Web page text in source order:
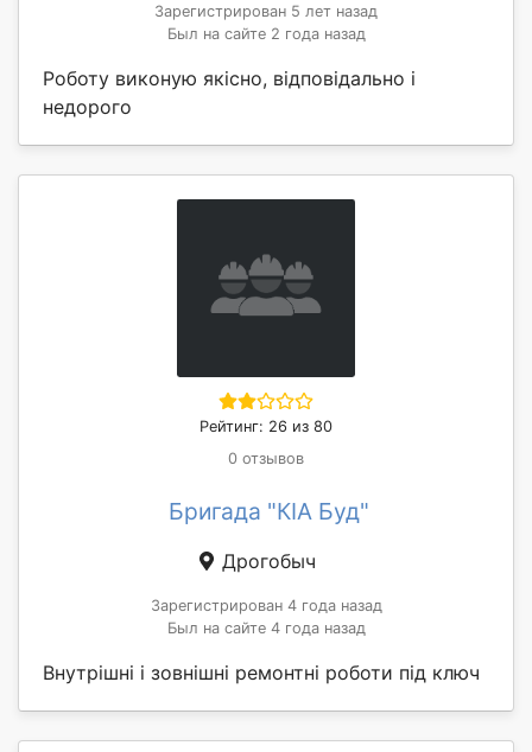
Зарегистрирован 5 лет назад
Был на сайте 2 года назад
Роботу виконую якісно, відповідально і
недорого
Рейтинг: 26 из 80
0 отзывов
Бригада "КІА Буд"
Дрогобыч
Зарегистрирован 4 года назад
Был на сайте 4 года назад
Внутрішні і зовнішні ремонтні роботи під ключ